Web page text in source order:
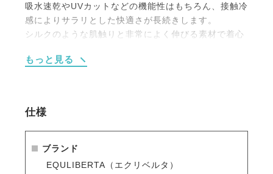
吸水速乾やUVカットなどの機能性はもちろん、接触冷
感によりサラリとした快適さが長続きします。
シルクのような肌触りと非常によく伸びる素材で着心
きる一品です。
伸縮性が非常に高い生地なので、激しい動きや急激な
動きに突っ張らず瞬時にフィット。
より自由に、気持ちよく乗馬を楽しむために開発され
たインナーがあなたの乗馬ライフをサポートします。
もっと見る
仕様
ブランド
EQULIBERTA（エクリベルタ）